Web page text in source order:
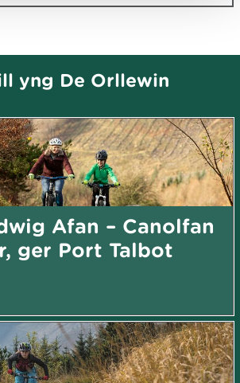
yng De Orllewin
Afan – Canolfan
ger Port Talbot